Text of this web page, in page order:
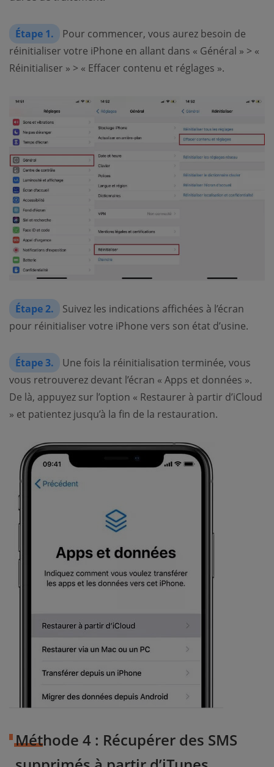
Étape 1.
Pour commencer, vous aurez besoin de
réinitialiser votre iPhone en allant dans « Général » > «
Réinitialiser » > « Effacer contenu et réglages ».
Étape 2.
Suivez les indications affichées à l’écran
pour réinitialiser votre iPhone vers son état d’usine.
Étape 3.
Une fois la réinitialisation terminée, vous
vous retrouverez devant l’écran « Apps et données ».
De là, appuyez sur l’option « Restaurer à partir d’iCloud
» et patientez jusqu’à la fin de la restauration.
Méthode 4 : Récupérer des SMS